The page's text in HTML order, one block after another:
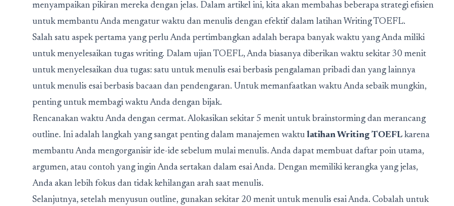
menyampaikan pikiran mereka dengan jelas. Dalam artikel ini, kita akan membahas beberapa strategi efisien
untuk membantu Anda mengatur waktu dan menulis dengan efektif dalam latihan Writing TOEFL.
Salah satu aspek pertama yang perlu Anda pertimbangkan adalah berapa banyak waktu yang Anda miliki
untuk menyelesaikan tugas writing. Dalam ujian TOEFL, Anda biasanya diberikan waktu sekitar 30 menit
untuk menyelesaikan dua tugas: satu untuk menulis esai berbasis pengalaman pribadi dan yang lainnya
untuk menulis esai berbasis bacaan dan pendengaran. Untuk memanfaatkan waktu Anda sebaik mungkin,
penting untuk membagi waktu Anda dengan bijak.
Rencanakan waktu Anda dengan cermat. Alokasikan sekitar 5 menit untuk brainstorming dan merancang
outline. Ini adalah langkah yang sangat penting dalam manajemen waktu latihan Writing TOEFL karena
membantu Anda mengorganisir ide-ide sebelum mulai menulis. Anda dapat membuat daftar poin utama,
argumen, atau contoh yang ingin Anda sertakan dalam esai Anda. Dengan memiliki kerangka yang jelas,
Anda akan lebih fokus dan tidak kehilangan arah saat menulis.
Selanjutnya, setelah menyusun outline, gunakan sekitar 20 menit untuk menulis esai Anda. Cobalah untuk